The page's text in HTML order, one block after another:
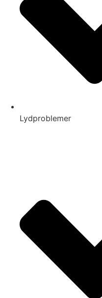
Lydproblemer